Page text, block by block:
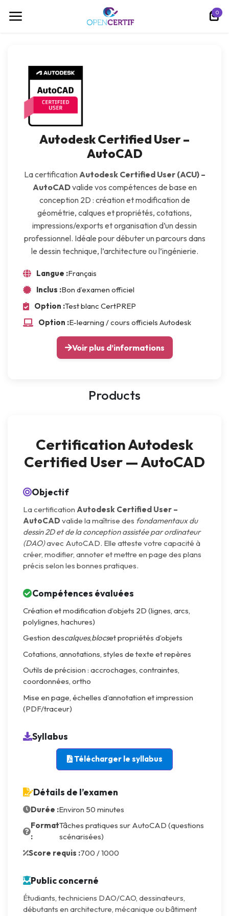
0
Autodesk Certified User –
AutoCAD
La certificationAutodesk Certified User (ACU) –
AutoCADvalide vos compétences de base en
conception 2D : création et modification de
géométrie, calques et propriétés, cotations,
impressions/exports et organisation d’un dessin
professionnel. Idéale pour débuter un parcours dans
le dessin technique, l’architecture ou l’ingénierie.
Langue :Français
Inclus :Bon d’examen officiel
Option :Test blanc CertPREP
Option :E-learning / cours officiels Autodesk
Voir plus d’informations
Products
Certification Autodesk
Certified User — AutoCAD
Objectif
La certification Autodesk Certified User –
AutoCAD valide la maîtrise des fondamentaux du
dessin 2D et de la conception assistée par ordinateur
(DAO)avec AutoCAD. Elle atteste votre capacité à
créer, modifier, annoter et mettre en page des plans
précis selon les bonnes pratiques.
Compétences évaluées
Création et modification d’objets 2D (lignes, arcs,
polylignes, hachures)
Gestion descalques,blocset propriétés d’objets
Cotations, annotations, styles de texte et repères
Outils de précision : accrochages, contraintes,
coordonnées, ortho
Mise en page, échelles d’annotation et impression
(PDF/traceur)
Syllabus
Télécharger le syllabus
Détails de l’examen
Durée :Environ 50 minutes
Format
:
Tâches pratiques sur AutoCAD (questions
scénarisées)
Score requis :700 / 1000
Public concerné
Étudiants, techniciens DAO/CAO, dessinateurs,
débutants en architecture, mécanique ou bâtiment